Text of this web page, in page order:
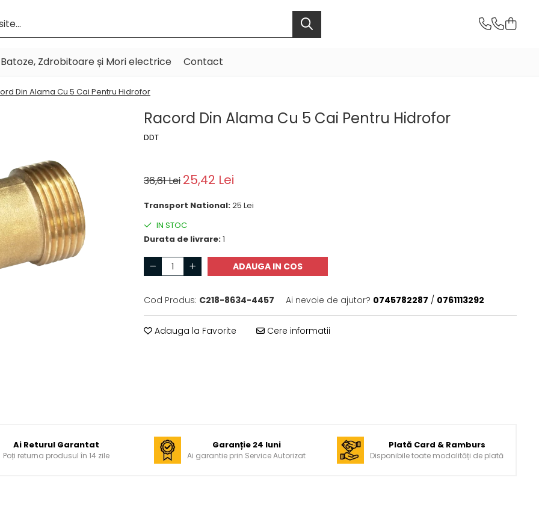
Batoze, Zdrobitoare și Mori electrice Contact
Din Alama Cu 5 Cai Pentru Hidrofor
Racord Din Alama Cu 5 Cai Pentru Hidrofor
DDT
36,61 Lei 25,42 Lei
Transport National:25 Lei
IN STOC
Durata de livrare:1
ADAUGA IN COS
Cod Produs: C218-8634-4457 Ai nevoie de ajutor? 0745782287 / 0761113292
Adauga la Favorite Cere informatii
Ai Returul Garantat
Poți returna produsul în 14 zile
Garanție 24 luni
Ai garantie prin Service Autorizat
Plată Card & Ramburs
Disponibile toate modalități de plată